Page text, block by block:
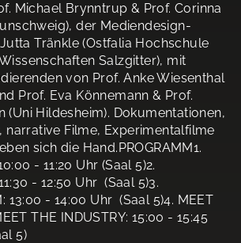
Michael Brynntrup & Prof. Corinna
der Mediendesign-
Tränkle (Ostfalia Hochschule
Salzgitter), mit
von Prof. Anke Wiesenthal
Prof. Eva Könnemann & Prof.
(Uni Hildesheim). Dokumentationen,
narrative Filme, Experimentalfilme
sich die Hand.PROGRAMM1.
- 11:20 Uhr (Saal 5)2.
- 12:50 Uhr (Saal 5)3.
13:00 - 14:00 Uhr (Saal 5)4. MEET
THE INDUSTRY: 15:00 - 15:45
5)